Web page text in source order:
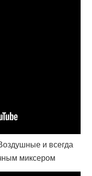
и всегда
миксером